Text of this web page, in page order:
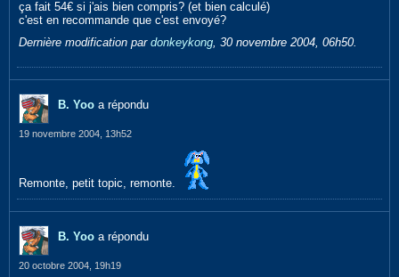
ça fait 54€ si j'ais bien compris? (et bien calculé)
c'est en recommande que c'est envoyé?
Dernière modification par donkeykong, 30 novembre 2004, 06h50.
B. Yoo a répondu
19 novembre 2004, 13h52
Remonte, petit topic, remonte.
B. Yoo a répondu
20 octobre 2004, 19h19